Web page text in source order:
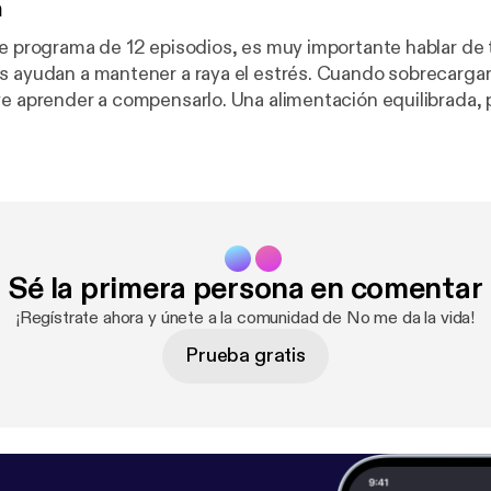
programa de 12 episodios, es muy importante hablar
ayudan a mantener a raya el estrés. Cuando
Una alimentación equilibrada, pero sobre
o algún tipo de relajación) va a ser el plan perfecto
duda estamos a tu disposición en nuestros perfiles de
/ www.ipes.es ->
@janafr / www.janafernandez.es
Sé la primera persona en comentar
¡Regístrate ahora y únete a la comunidad de No me da la vida!
Prueba gratis